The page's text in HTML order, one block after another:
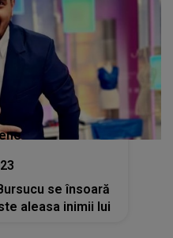
se însoară
aleasa inimii lui